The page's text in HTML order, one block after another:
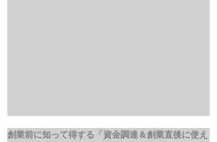
創業前に知って得する「資金調達＆創業直後に使え